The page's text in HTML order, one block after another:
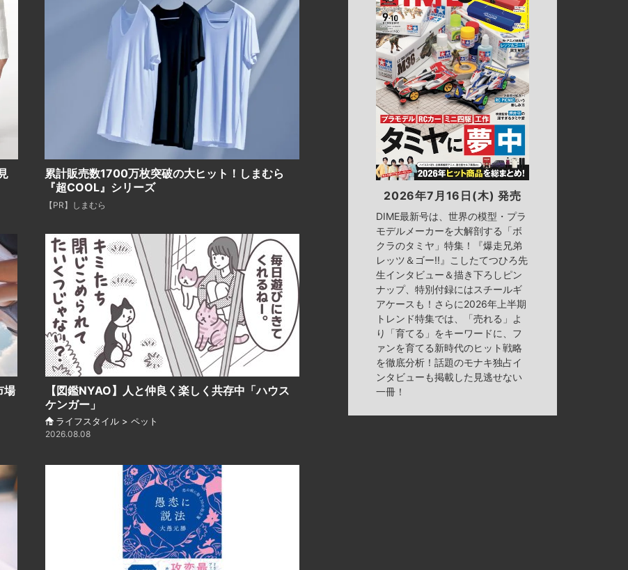
累計販売数1700万枚突破の大ヒット！しまむら
『超COOL』シリーズ
【PR】しまむら
場
【図鑑NYAO】人と仲良く楽しく共存中「ハウス
ケンガー」
ライフスタイル > ペット
2026.08.08
2026年7月16日(木) 発売
DIME最新号は、世界の模型・プラ
モデルメーカーを大解剖する「ボ
クラのタミヤ」特集！『爆走兄弟
レッツ＆ゴー!!』こしたてつひろ先
生インタビュー＆描き下ろしピン
ナップ、特別付録にはスチールギ
アケースも！さらに2026年上半期
トレンド特集では、「売れる」よ
り「育てる」をキーワードに、フ
ァンを育てる新時代のヒット戦略
を徹底分析！話題のモナキ独占イ
ンタビューも掲載した見逃せない
一冊！